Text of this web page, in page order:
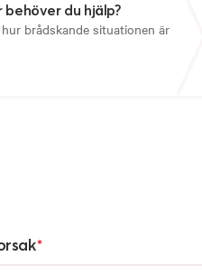
behöver du hjälp?
hur brådskande situationen är
*